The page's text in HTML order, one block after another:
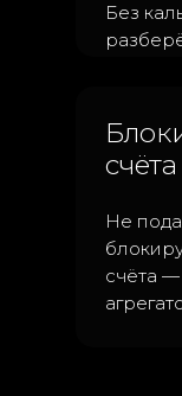
Не
счёта —
счёта
Без